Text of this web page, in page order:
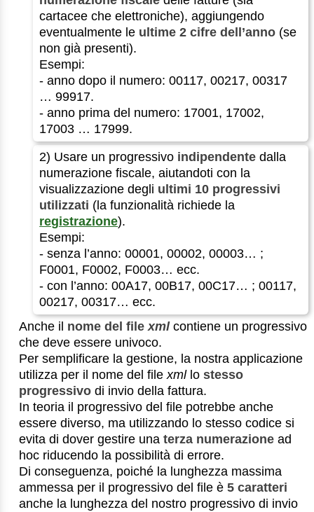
cartacee che elettroniche), aggiungendo
eventualmente le ultime 2 cifre dell’anno (se
non già presenti).
Esempi:
- anno dopo il numero: 00117, 00217, 00317
… 99917.
- anno prima del numero: 17001, 17002,
17003 … 17999.
2) Usare un progressivo indipendente dalla
numerazione fiscale, aiutandoti con la
visualizzazione degli ultimi 10 progressivi
utilizzati (la funzionalità richiede la
registrazione).
Esempi:
- senza l’anno: 00001, 00002, 00003… ;
F0001, F0002, F0003… ecc.
- con l’anno: 00A17, 00B17, 00C17… ; 00117,
00217, 00317… ecc.
Anche il nome del filexmlcontiene un progressivo
che deve essere univoco.
Per semplificare la gestione, la nostra applicazione
utilizza per il nome del filexmllostesso
progressivo di invio della fattura.
In teoria il progressivo del file potrebbe anche
essere diverso, ma utilizzando lo stesso codice si
evita di dover gestire unaterza numerazione ad
hoc riducendo la possibilità di errore.
Di conseguenza, poiché la lunghezza massima
ammessa per il progressivo del file è5 caratteri
anche la lunghezza del nostro progressivo di invio